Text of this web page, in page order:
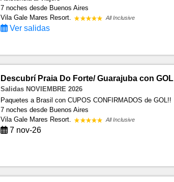
7 noches desde Buenos Aires
Vila Gale Mares Resort.
All Inclusive
Ver salidas
Descubrí Praia Do Forte/ Guarajuba con GOL
Salidas NOVIEMBRE 2026
Paquetes a Brasil con CUPOS CONFIRMADOS de GOL!!
7 noches desde Buenos Aires
Vila Gale Mares Resort.
All Inclusive
7 nov-26